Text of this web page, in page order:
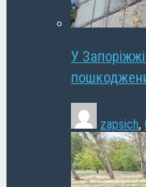
У
zapsich,